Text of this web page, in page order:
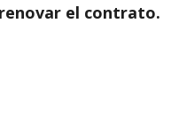
el contrato.